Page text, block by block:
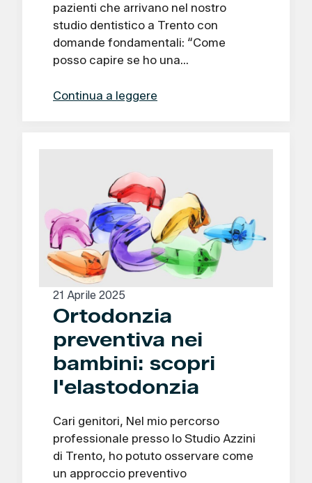
pazienti che arrivano nel nostro
studio dentistico a Trento con
domande fondamentali: “Come
posso capire se ho una…
Continua a leggere
21 Aprile 2025
Ortodonzia
preventiva nei
bambini: scopri
l'elastodonzia
Cari genitori, Nel mio percorso
professionale presso lo Studio Azzini
di Trento, ho potuto osservare come
un approccio preventivo